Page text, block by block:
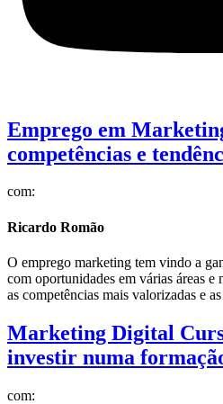
Emprego em
competências e
com:
Ricardo Romão
O emprego marketing tem vindo a
com oportunidades em várias áreas
as competências mais valorizadas e
Marketing Digital
investir numa
com: